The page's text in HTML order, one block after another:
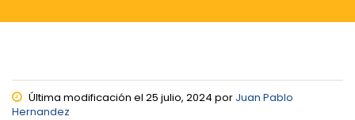
Última modificación el 25 julio, 2024 por Juan Pablo
Hernandez